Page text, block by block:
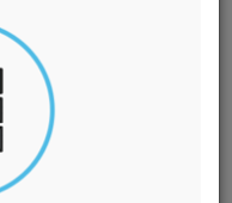
listelenmektedir.
seçim yapıp ya
toplu olarak